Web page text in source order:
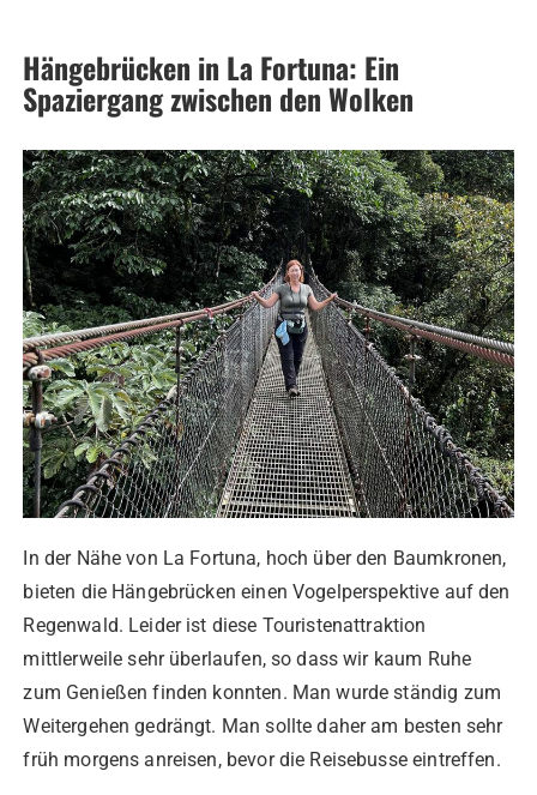
Hängebrücken in La Fortuna: Ein
Spaziergang zwischen den Wolken
In der Nähe von La Fortuna, hoch über den Baumkronen,
bieten die Hängebrücken einen Vogelperspektive auf den
Regenwald. Leider ist diese Touristenattraktion
mittlerweile sehr überlaufen, so dass wir kaum Ruhe
zum Genießen finden konnten. Man wurde ständig zum
Weitergehen gedrängt. Man sollte daher am besten sehr
früh morgens anreisen, bevor die Reisebusse eintreffen.